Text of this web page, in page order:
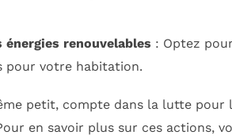
énergies renouvelables : Optez
pour votre habitation.
petit, compte dans la lutte pour
en savoir plus sur ces actions,